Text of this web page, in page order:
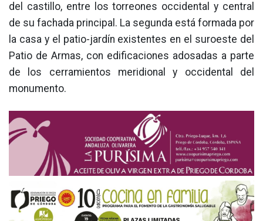
del castillo, entre los torreones occidental y central
de su fachada principal. La segunda está formada por
la casa y el patio-jardín existentes en el suroeste del
Patio de Armas, con edificaciones adosadas a parte
de los cerramientos meridional y occidental del
monumento.